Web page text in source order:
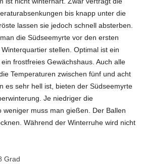
bis knapp unter die
lassen sie jedoch schnell absterben.
die Südseemyrte vor den ersten
stellen. Optimal ist ein
frostfreies Gewächshaus. Auch alle
Temperaturen zwischen fünf und acht
es sehr hell ist, bieten der Südseemyrte
Je niedriger die
weniger muss man gießen. Der Ballen
Während der Winterruhe wird nicht
Grad